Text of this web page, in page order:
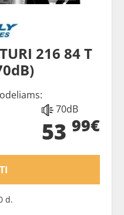
216 84 T
70dB
53 99€
d.